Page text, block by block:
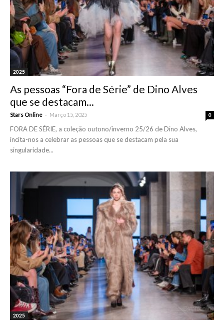
2025
As pessoas “Fora de Série” de Dino Alves
que se destacam...
Stars Online - Março 15, 2025 0
FORA DE SÉRIE, a coleção outono/inverno 25/26 de Dino Alves,
incita-nos a celebrar as pessoas que se destacam pela sua
singularidade...
2025